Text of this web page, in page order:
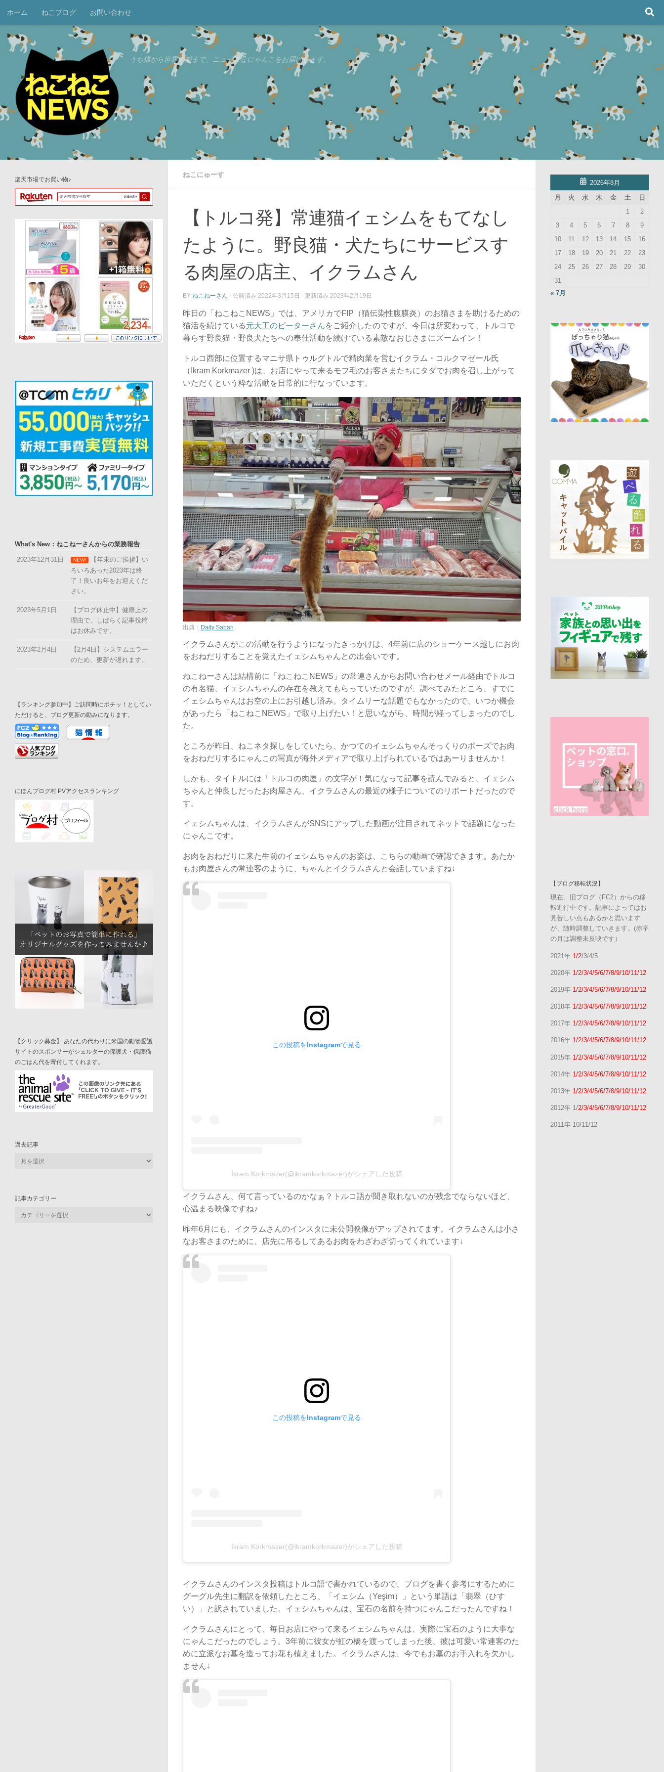
コンテンツへスキップ
ホーム ねこブログ お問い合わせ
うち猫から世界の猫まで、ニュースなにゃんこをお届けします。
ねこにゅーす
【トルコ発】常連猫イェシムをもてなし
たように。野良猫・犬たちにサービスす
る肉屋の店主、イクラムさん
BY ねこねーさん · 公開済み 2022年3月15日 · 更新済み 2023年2月19日
昨日の「ねこねこNEWS」では、アメリカでFIP（猫伝染性腹膜炎）のお猫さまを助けるための
猫活を続けている元大工のピーターさんをご紹介したのですが、今日は所変わって、トルコで
暮らす野良猫・野良犬たちへの奉仕活動を続けている素敵なおじさまにズームイン！
トルコ西部に位置するマニサ県トゥルグトルで精肉業を営むイクラム・コルクマゼール氏
（Ikram Korkmazer )は、お店にやって来るモフ毛のお客さまたちにタダでお肉を召し上がって
いただくという粋な活動を日常的に行なっています。
出典： Daily Sabah
イクラムさんがこの活動を行うようになったきっかけは、4年前に店のショーケース越しにお肉
をおねだりすることを覚えたイェシムちゃんとの出会いです。
ねこねーさんは結構前に「ねこねこNEWS」の常連さんからお問い合わせメール経由でトルコ
の有名猫、イェシムちゃんの存在を教えてもらっていたのですが、調べてみたところ、すでに
イェシムちゃんはお空の上にお引越し済み。タイムリーな話題でもなかったので、いつか機会
があったら「ねこねこNEWS」で取り上げたい！と思いながら、時間が経ってしまったのでし
た。
ところが昨日、ねこネタ探しをしていたら、かつてのイェシムちゃんそっくりのポーズでお肉
をおねだりするにゃんこの写真が海外メディアで取り上げられているではあーりませんか！
しかも、タイトルには「トルコの肉屋」の文字が！気になって記事を読んでみると、イェシム
ちゃんと仲良しだったお肉屋さん、イクラムさんの最近の様子についてのリポートだったので
す。
イェシムちゃんは、イクラムさんがSNSにアップした動画が注目されてネットで話題になった
にゃんこです。
お肉をおねだりに来た生前のイェシムちゃんのお姿は、こちらの動画で確認できます。あたか
もお肉屋さんの常連客のように、ちゃんとイクラムさんと会話していますね↓
この投稿をInstagramで見る
İkram Korkmazer(@ikramkorkmazer)がシェアした投稿
イクラムさん、何て言っているのかなぁ？トルコ語が聞き取れないのが残念でならないほど、
心温まる映像ですね♪
昨年6月にも、イクラムさんのインスタに未公開映像がアップされてます。イクラムさんは小さ
なお客さまのために、店先に吊るしてあるお肉をわざわざ切ってくれています↓
この投稿をInstagramで見る
İkram Korkmazer(@ikramkorkmazer)がシェアした投稿
イクラムさんのインスタ投稿はトルコ語で書かれているので、ブログを書く参考にするために
グーグル先生に翻訳を依頼したところ、「イェシム（Yeşim）」という単語は「翡翠（ひす
い）」と訳されていました。イェシムちゃんは、宝石の名前を持つにゃんこだったんですね！
イクラムさんにとって、毎日お店にやって来るイェシムちゃんは、実際に宝石のように大事な
にゃんこだったのでしょう。3年前に彼女が虹の橋を渡ってしまった後、彼は可愛い常連客のた
めに立派なお墓を造ってお花も植えました。イクラムさんは、今でもお墓のお手入れを欠かし
ません↓
楽天市場でお買い物♪
What's New：ねこねーさんからの業務報告
2023年12月31日 NEW! 【年末のご挨拶】い
ろいろあった2023年は終
了！良いお年をお迎えくだ
さい。
2023年5月1日
【ブログ休止中】健康上の
理由で、しばらく記事投稿
はお休みです。
2023年2月4日
【2月4日】システムエラー
のため、更新が遅れます。
【ランキング参加中】ご訪問時にポチッ！としてい
ただけると、ブログ更新の励みになります。
にほんブログ村 PVアクセスランキング
【クリック募金】 あなたの代わりに米国の動物愛護
サイトのスポンサーがシェルターの保護犬・保護猫
のごはん代を寄付してくれます。
過去記事
記事カテゴリー
2026年8月
月
火 水 木 金 土
日
1
2
3
4 5 6 7 8
9
10
11 12 13 14 15
16
17
18 19 20 21 22
23
24
25 26 27 28 29
30
31
« 7月
【ブログ移転状況】
現在、旧ブログ（FC2）からの移
転進行中です。記事によってはお
見苦しい点もあるかと思います
が、随時調整していきます。(赤字
の月は調整未反映です）
2021年 1/2/3/4/5
2020年 1/2/3/4/5/6/7/8/9/10/11/12
2019年 1/2/3/4/5/6/7/8/9/10/11/12
2018年 1/2/3/4/5/6/7/8/9/10/11/12
2017年 1/2/3/4/5/6/7/8/9/10/11/12
2016年 1/2/3/4/5/6/7/8/9/10/11/12
2015年 1/2/3/4/5/6/7/8/9/10/11/12
2014年 1/2/3/4/5/6/7/8/9/10/11/12
2013年 1/2/3/4/5/6/7/8/9/10/11/12
2012年 1/2/3/4/5/6/7/8/9/10/11/12
2011年 10/11/12